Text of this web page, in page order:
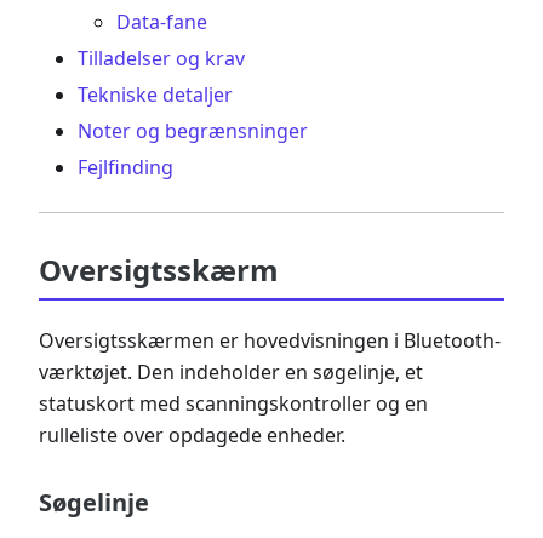
Data-fane
Tilladelser og krav
Tekniske detaljer
Noter og begrænsninger
Fejlfinding
Oversigtsskærm
Oversigtsskærmen er hovedvisningen i Bluetooth-
værktøjet. Den indeholder en søgelinje, et
statuskort med scanningskontroller og en
rulleliste over opdagede enheder.
Søgelinje